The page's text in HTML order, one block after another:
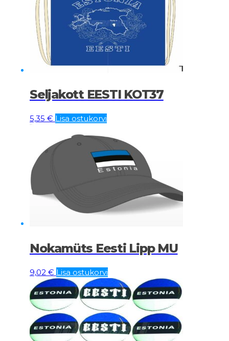
Seljakott EESTI KOT37
5,35 € Lisa ostukorvi
Nokamüts Eesti Lipp MU
9,02 € Lisa ostukorvi